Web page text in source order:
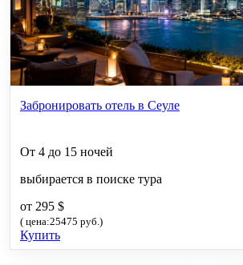
Забронировать отель в Сеуле
От 4 до 15 ночей
выбирается в поиске тура
от 295 $
( цена:25475 руб.)
Купить